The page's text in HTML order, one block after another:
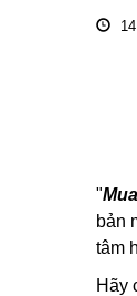
"
bản
tâm
Hãy